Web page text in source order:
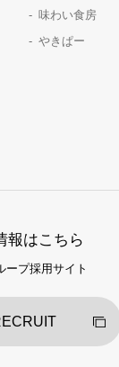
味わい食房
やきぱー
報はこちら
ープ採用サイト